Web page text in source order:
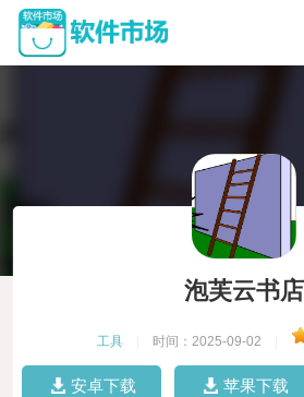
泡芙云书店
工具 时间：2025-09-02
安卓下载 苹果下载